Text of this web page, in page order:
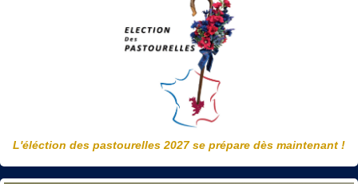
L'éléction des pastourelles 2027 se prépare dès maintenant !